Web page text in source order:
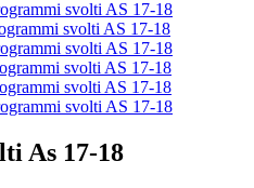
svolti AS 17-18
svolti AS 17-18
svolti AS 17-18
svolti AS 17-18
svolti AS 17-18
svolti AS 17-18
As 17-18